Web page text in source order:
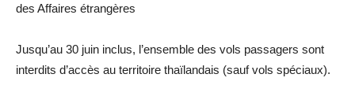
des Affaires étrangères
Jusqu’au 30 juin inclus, l’ensemble des vols passagers sont
interdits d’accès au territoire thaïlandais (sauf vols spéciaux).